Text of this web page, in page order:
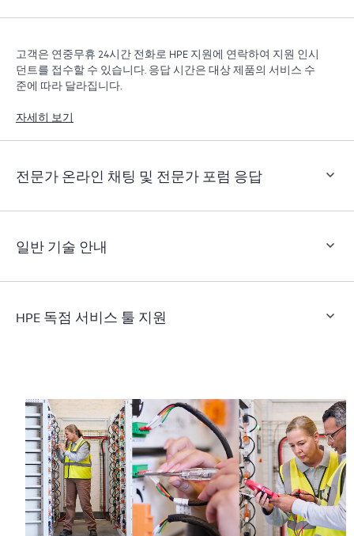
고객은 연중무휴 24시간 전화로 HPE 지원에 연락하여 지원 인시
던트를 접수할 수 있습니다. 응답 시간은 대상 제품의 서비스 수
준에 따라 달라집니다.
자세히 보기
전문가 온라인 채팅 및 전문가 포럼 응답
일반 기술 안내
HPE 독점 서비스 툴 지원